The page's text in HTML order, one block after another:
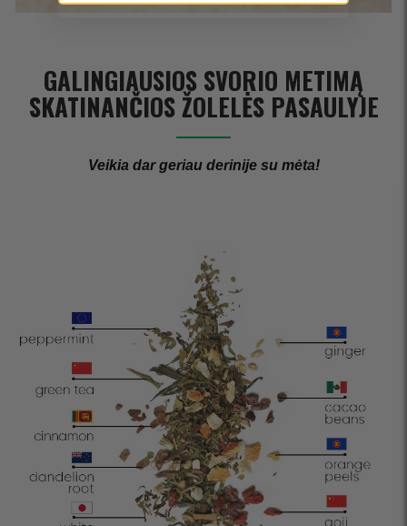
GALINGIAUSIOS SVORIO METIMĄ
SKATINANČIOS ŽOLELĖS PASAULYJE
Veikia dar geriau derinije su mėta!